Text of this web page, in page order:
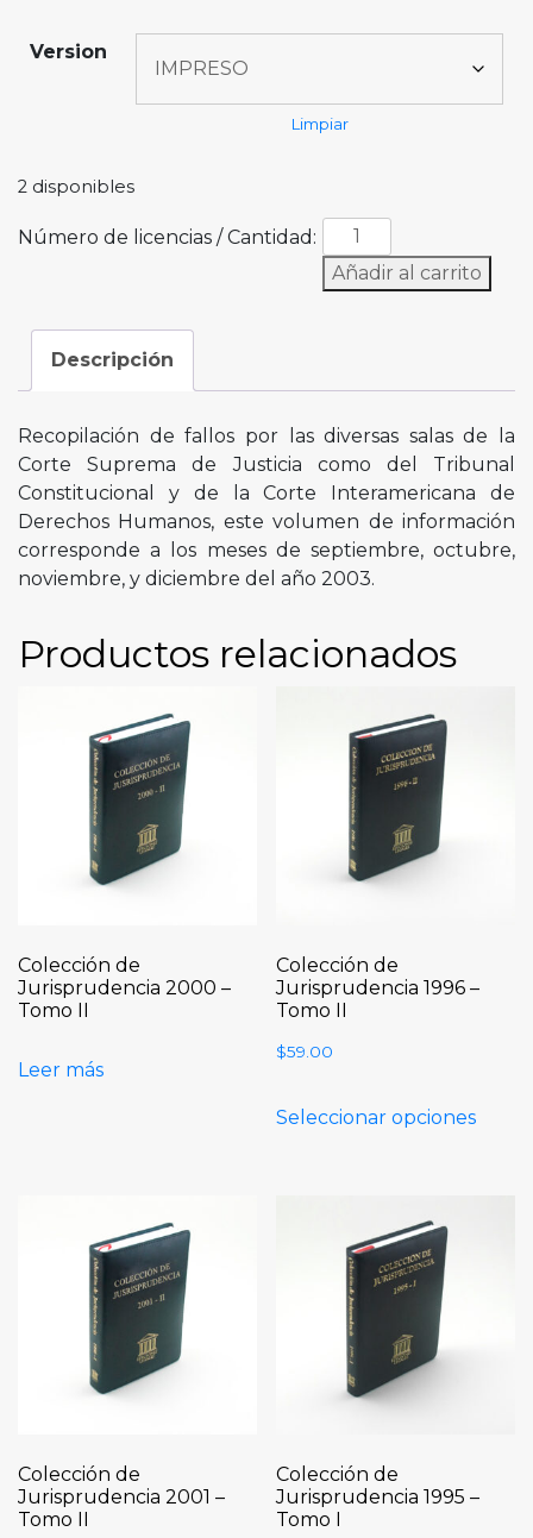
Version
Limpiar
2 disponibles
Número de licencias / Cantidad:
Añadir al carrito
Descripción
Recopilación de fallos por las diversas salas de la
Corte Suprema de Justicia como del Tribunal
Constitucional y de la Corte Interamericana de
Derechos Humanos, este volumen de información
corresponde a los meses de septiembre, octubre,
noviembre, y diciembre del año 2003.
Productos relacionados
Colección de
Jurisprudencia 2000 –
Tomo II
Leer más
Colección de
Jurisprudencia 1996 –
Tomo II
$59.00
Seleccionar opciones
Colección de
Jurisprudencia 2001 –
Tomo II
Colección de
Jurisprudencia 1995 –
Tomo I